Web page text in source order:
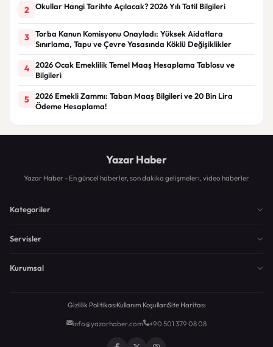
2 Okullar Hangi Tarihte Açılacak? 2026 Yılı Tatil Bilgileri
3
Torba Kanun Komisyonu Onayladı: Yüksek Aidatlara
Sınırlama, Tapu ve Çevre Yasasında Köklü Değişiklikler
4
2026 Ocak Emeklilik Temel Maaş Hesaplama Tablosu ve
Bilgileri
5
2026 Emekli Zammı: Taban Maaş Bilgileri ve 20 Bin Lira
Ödeme Hesaplama!
Yazar Haber
Yazar Haber - En güncel haberler, son dakika gelişmeleri, video haberler
Kategoriler
Servisler
Kurumsal
Gizlilik PolitikasıKullanım KoşullarıSite Haritası
info@yazarhaber.com +90 501 379 08 08